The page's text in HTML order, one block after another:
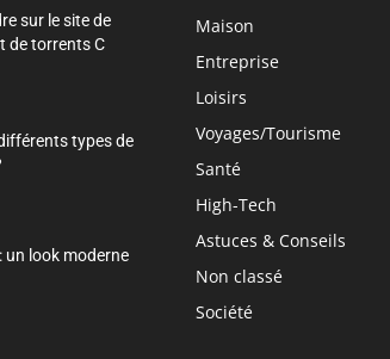
sur le site de
de torrents C
types de
un look moderne
Maison
Entreprise
Loisirs
Voyages/Tourisme
Santé
High-Tech
Astuces & Conseils
Non classé
Société